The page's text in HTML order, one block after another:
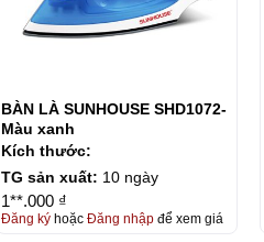
BÀN LÀ SUNHOUSE SHD1072-
Màu xanh
Kích thước:
TG sản xuất: 10 ngày
1**.000 ₫
Đăng kýhoặc Đăng nhậpđể xem giá